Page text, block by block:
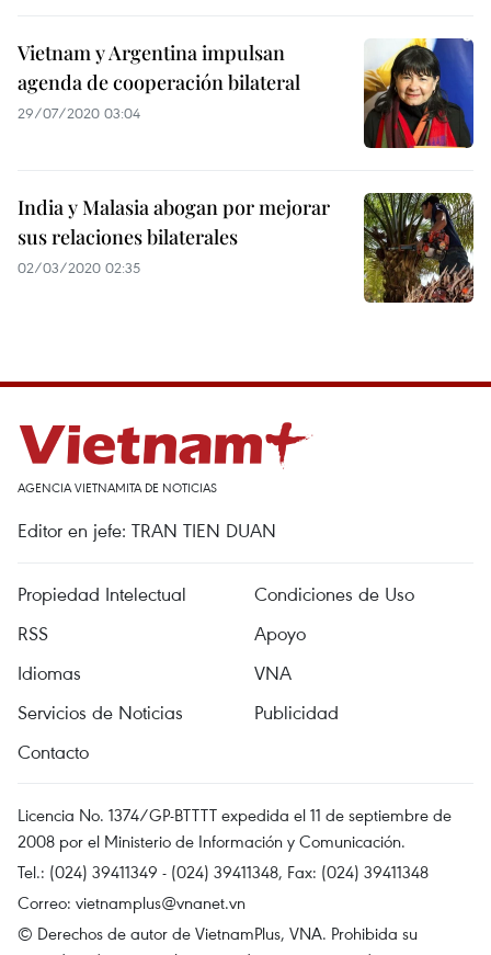
Vietnam y Argentina impulsan
agenda de cooperación bilateral
29/07/2020 03:04
India y Malasia abogan por mejorar
sus relaciones bilaterales
02/03/2020 02:35
AGENCIA VIETNAMITA DE NOTICIAS
Editor en jefe: TRAN TIEN DUAN
Propiedad Intelectual
Condiciones de Uso
RSS
Apoyo
Idiomas
VNA
Servicios de Noticias
Publicidad
Contacto
Licencia No. 1374/GP-BTTTT expedida el 11 de septiembre de
2008 por el Ministerio de Información y Comunicación.
Tel.: (024) 39411349 - (024) 39411348, Fax: (024) 39411348
Correo: vietnamplus@vnanet.vn
© Derechos de autor de VietnamPlus, VNA. Prohibida su